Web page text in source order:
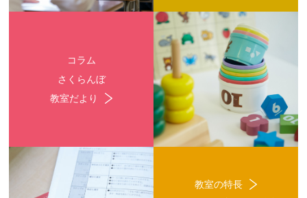
コラム
さくらんぼ
教室だより
教室の特長